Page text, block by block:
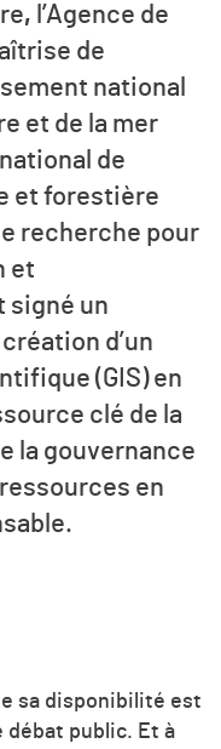
, l’Agence de
de
national
et de la mer
de
et forestière
recherche pour
et
signé un
d’un
(GIS) en
clé de la
la gouvernance
en
sa disponibilité est
débat public. Et à